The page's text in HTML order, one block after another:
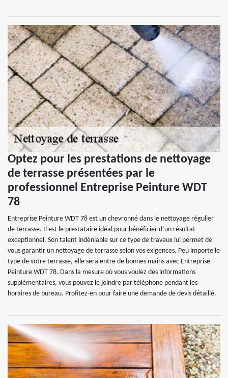
Optez pour les prestations de nettoyage
de terrasse présentées par le
professionnel Entreprise Peinture WDT
78
Entreprise Peinture WDT 78 est un chevronné dans le nettoyage régulier
de terrasse. Il est le prestataire idéal pour bénéficier d’un résultat
exceptionnel. Son talent indéniable sur ce type de travaux lui permet de
vous garantir un nettoyage de terrasse selon vos exigences. Peu importe le
type de votre terrasse, elle sera entre de bonnes mains avec Entreprise
Peinture WDT 78. Dans la mesure où vous voulez des informations
supplémentaires, vous pouvez le joindre par téléphone pendant les
horaires de bureau. Profitez-en pour faire une demande de devis détaillé.